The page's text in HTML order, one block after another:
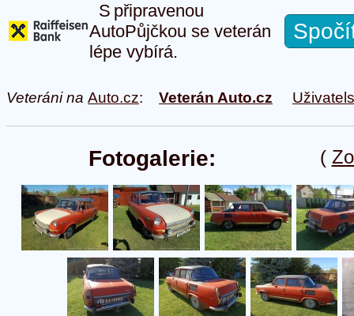
S připravenou
AutoPůjčkou se veterán
lépe vybírá.
Veteráni na Auto.cz: Veterán Auto.cz
(
Fotogalerie: